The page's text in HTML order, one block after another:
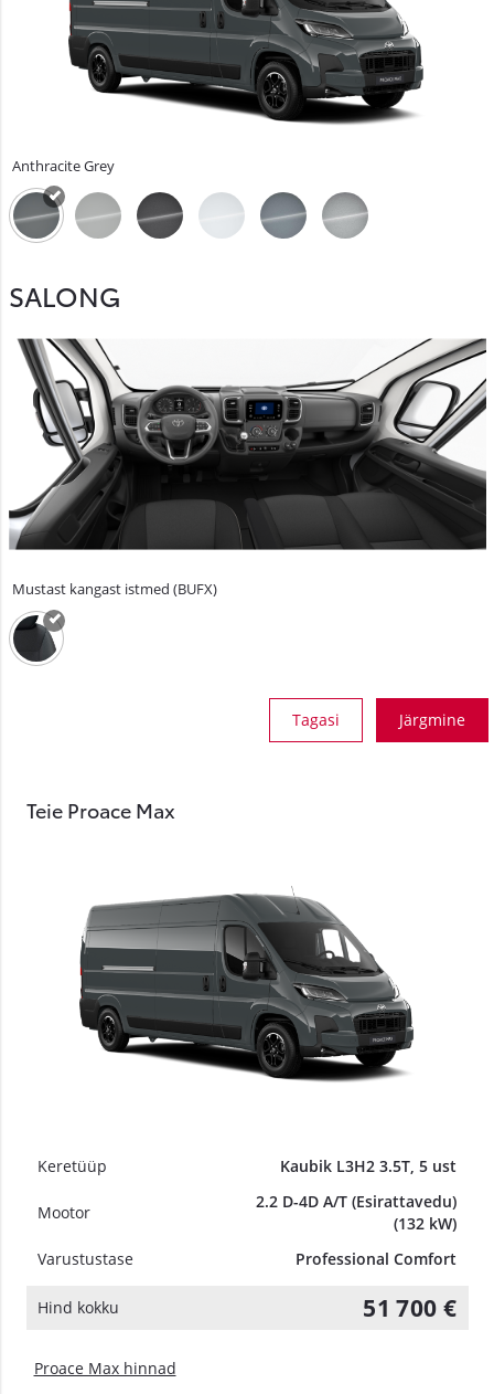
Anthracite Grey
SALONG
Mustast kangast istmed (BUFX)
Tagasi Järgmine
Teie Proace Max
Keretüüp Kaubik L3H2 3.5T, 5 ust
Mootor
2.2 D-4D A/T (Esirattavedu)
(132 kW)
Varustustase
Professional Comfort
Hind kokku 51 700 €
Proace Max hinnad